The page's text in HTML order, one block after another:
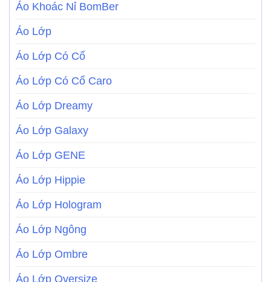
Áo Khoác Nỉ BomBer
Áo Lớp
Áo Lớp Có Cổ
Áo Lớp Có Cổ Caro
Áo Lớp Dreamy
Áo Lớp Galaxy
Áo Lớp GENE
Áo Lớp Hippie
Áo Lớp Hologram
Áo Lớp Ngông
Áo Lớp Ombre
Áo Lớp Oversize